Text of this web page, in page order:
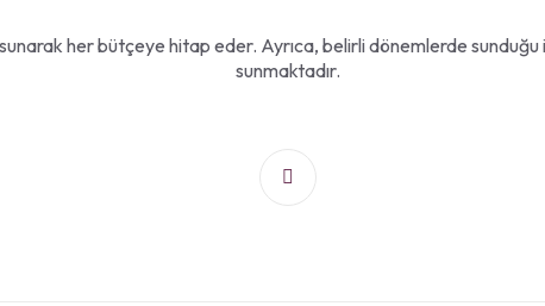
her bütçeye hitap eder. Ayrıca, belirli dönemlerde sunduğu
sunmaktadır.